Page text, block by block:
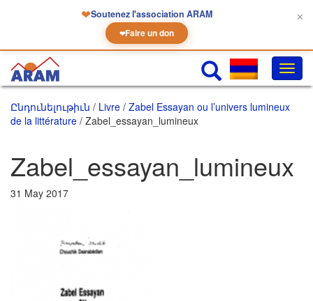
❤Soutenez l'association ARAM
❤Faire un don
✕
Ընդունելութիւն / Livre / Zabel Essayan ou l’univers lumineux
de la littérature / Zabel_essayan_lumineux
Zabel_essayan_lumineux
31 May 2017